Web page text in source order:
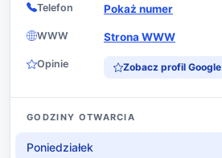
Telefon Pokaż numer
WWW Strona WWW
Opinie Zobacz profil Google
GODZINY OTWARCIA
Poniedziałek